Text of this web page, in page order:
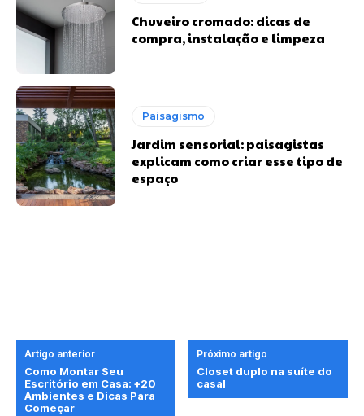
Chuveiro cromado: dicas de
compra, instalação e limpeza
Paisagismo
Jardim sensorial: paisagistas
explicam como criar esse tipo de
espaço
Artigo anterior
Como Montar Seu
Escritório em Casa: +20
Ambientes e Dicas Para
Começar
Próximo artigo
Closet duplo na suíte do
casal